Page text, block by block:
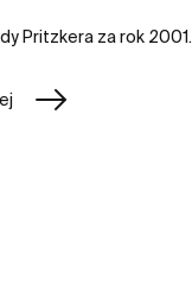
Pritzkera za rok 2001.